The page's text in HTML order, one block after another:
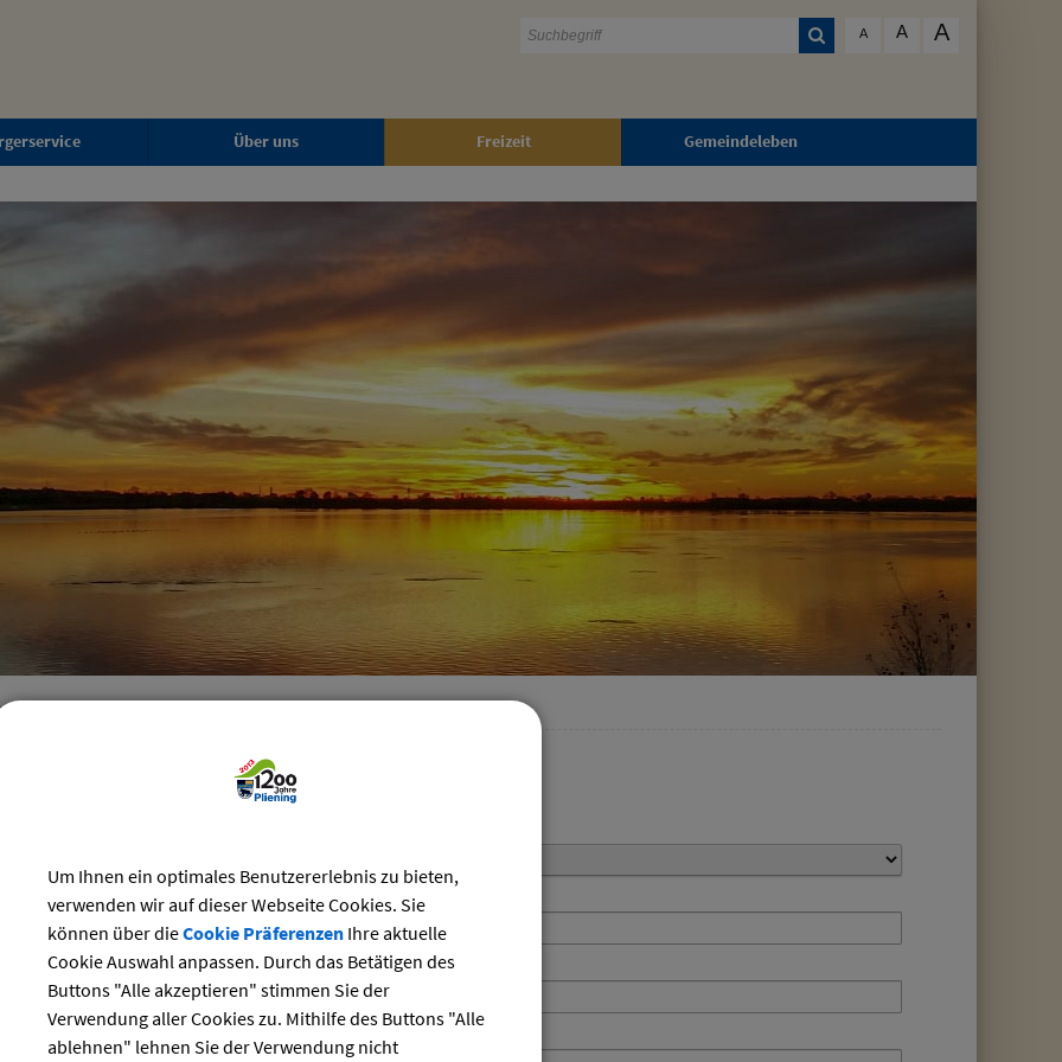
A A A
Über uns Freizeit Gemeindeleben
im Bürgerhaus Pliening
Sa So
2
3
9
10
16 17
Suchwort
Datum
Um Ihnen ein optimales Benutzererlebnis zu bieten,
verwenden wir auf dieser Webseite Cookies. Sie
können über dieCookie PräferenzenIhre aktuelle
Cookie Auswahl anpassen. Durch das Betätigen des
Buttons "Alle akzeptieren" stimmen Sie der
Verwendung aller Cookies zu. Mithilfe des Buttons "Alle
ablehnen" lehnen Sie der Verwendung nicht